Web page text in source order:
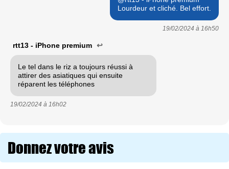
Lourdeur et cliché. Bel effort.
19/02/2024 à 16h50
rtt13 - iPhone premium ↩
Le tel dans le riz a toujours réussi à
attirer des asiatiques qui ensuite
réparent les téléphones
19/02/2024 à 16h02
Donnez votre avis